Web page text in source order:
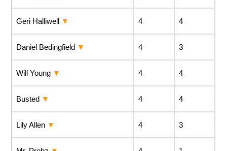
Geri Halliwell 4 4
Daniel Bedingfield 4 3
Will Young 4 4
Busted 4 4
Lily Allen 4 3